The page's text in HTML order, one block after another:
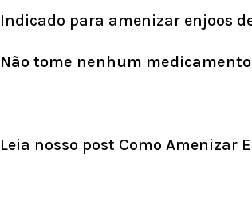
Indicado para amenizar enjoos
Não tome nenhum
Leia nosso post Como Amenizar